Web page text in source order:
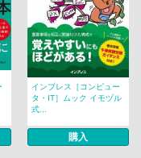
インプレス［コンピュー
タ・IT］ムック イモヅル
式...
購入